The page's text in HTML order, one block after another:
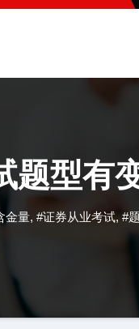
题型有
金量, #证券从业考试, #